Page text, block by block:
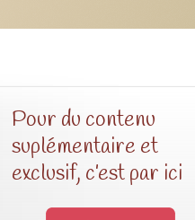
Pour du contenu
suplémentaire et
exclusif, c’est par ici